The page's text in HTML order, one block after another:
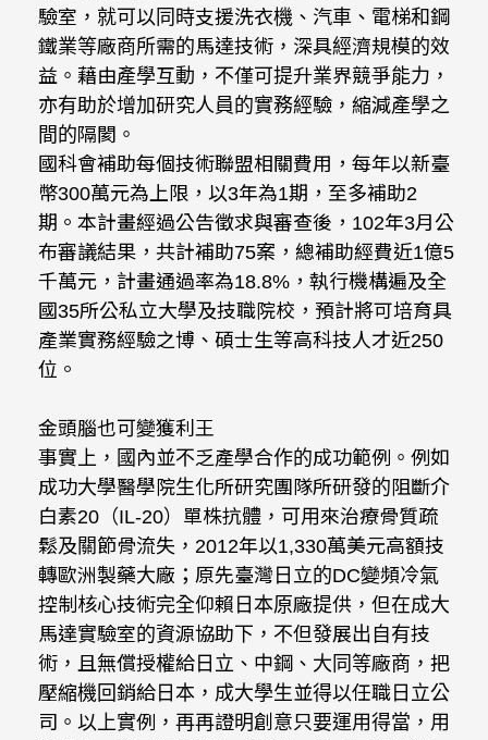
驗室，就可以同時支援洗衣機、汽車、電梯和鋼
鐵業等廠商所需的馬達技術，深具經濟規模的效
益。藉由產學互動，不僅可提升業界競爭能力，
亦有助於增加研究人員的實務經驗，縮減產學之
間的隔閡。
國科會補助每個技術聯盟相關費用，每年以新臺
幣300萬元為上限，以3年為1期，至多補助2
期。本計畫經過公告徵求與審查後，102年3月公
布審議結果，共計補助75案，總補助經費近1億5
千萬元，計畫通過率為18.8%，執行機構遍及全
國35所公私立大學及技職院校，預計將可培育具
產業實務經驗之博、碩士生等高科技人才近250
位。
金頭腦也可變獲利王
事實上，國內並不乏產學合作的成功範例。例如
成功大學醫學院生化所研究團隊所研發的阻斷介
白素20（IL-20）單株抗體，可用來治療骨質疏
鬆及關節骨流失，2012年以1,330萬美元高額技
轉歐洲製藥大廠；原先臺灣日立的DC變頻冷氣
控制核心技術完全仰賴日本原廠提供，但在成大
馬達實驗室的資源協助下，不但發展出自有技
術，且無償授權給日立、中鋼、大同等廠商，把
壓縮機回銷給日本，成大學生並得以任職日立公
司。以上實例，再再證明創意只要運用得當，用